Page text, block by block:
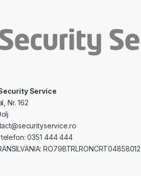
Service
Nr. 162
0351 444 444